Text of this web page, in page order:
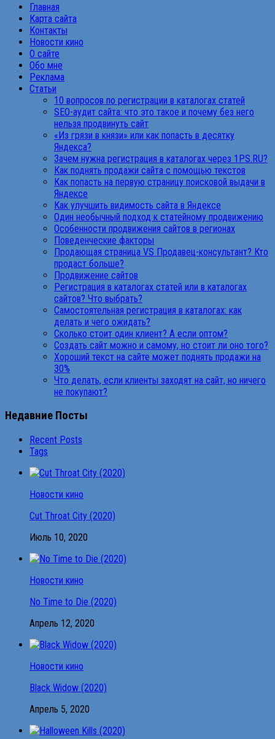
Главная
Карта сайта
Контакты
Новости кино
О сайте
Обо мне
Реклама
Статьи
10 вопросов по регистрации в каталогах статей
SEO-аудит сайта: что это такое и почему без него
нельзя продвинуть сайт
«Из грязи в князи» или как попасть в десятку
Яндекса?
Зачем нужна регистрация в каталогах через 1PS.RU?
Как поднять продажи сайта с помощью текстов
Как попасть на первую страницу поисковой выдачи в
Яндексе
Как улучшить видимость сайта в Яндексе
Один необычный подход к статейному продвижению
Особенности продвижения сайтов в регионах
Поведенческие факторы
Продающая страница VS Продавец-консультант? Кто
продаст больше?
Продвижение сайтов
Регистрация в каталогах статей или в каталогах
сайтов? Что выбрать?
Самостоятельная регистрация в каталогах: как
делать и чего ожидать?
Сколько стоит один клиент? А если оптом?
Создать сайт можно и самому, но стоит ли оно того?
Хороший текст на сайте может поднять продажи на
30%
Что делать, если клиенты заходят на сайт, но ничего
не покупают?
Недавние Посты
Recent Posts
Tags
Новости кино
Cut Throat City (2020)
Июль 10, 2020
Новости кино
No Time to Die (2020)
Апрель 12, 2020
Новости кино
Black Widow (2020)
Апрель 5, 2020